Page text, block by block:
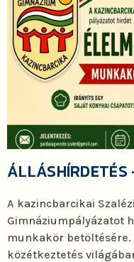
ÁLLÁSHÍRDETÉS
A kazincbarcikai
Gimnáziumpályázatot
munkakör betöltésére.
közétkeztetés